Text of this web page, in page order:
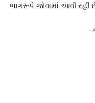
ભાગરૂપે જોવામાં આવી રહી
-